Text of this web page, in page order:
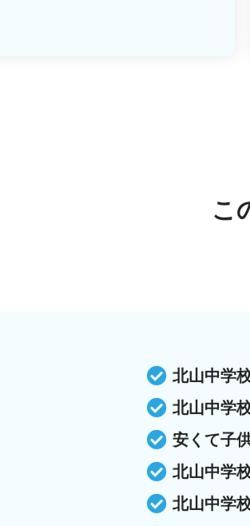
こ
北山中学
北山中学
安くて子
北山中学
北山中学